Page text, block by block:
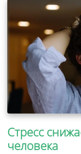
Стресс
человека